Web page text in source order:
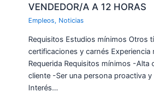
VENDEDOR/A A 12 HORAS
Empleos, Noticias
Requisitos Estudios mínimos Otros
certificaciones y carnés Experiencia
Requerida Requisitos mínimos -Alta
cliente -Ser una persona proactiva
Interés…